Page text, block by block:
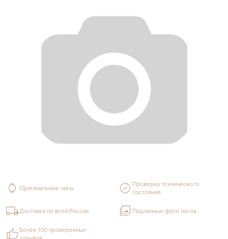
Оригинальные часы
Проверка технического
состояния
Доставка по всей России Подлинные фото часов
Более 100 проверенных